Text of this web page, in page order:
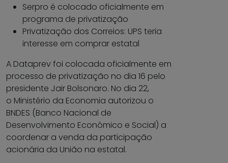
Serpro é colocado oficialmente em
programa de privatização
Privatização dos Correios: UPS teria
interesse em comprar estatal
A Dataprev foi colocada oficialmente em
processo de privatização no dia 16 pelo
presidente Jair Bolsonaro. No dia 22,
o Ministério da Economia autorizou o
BNDES (Banco Nacional de
Desenvolvimento Econômico e Social) a
coordenar a venda da participação
acionária da União na estatal.